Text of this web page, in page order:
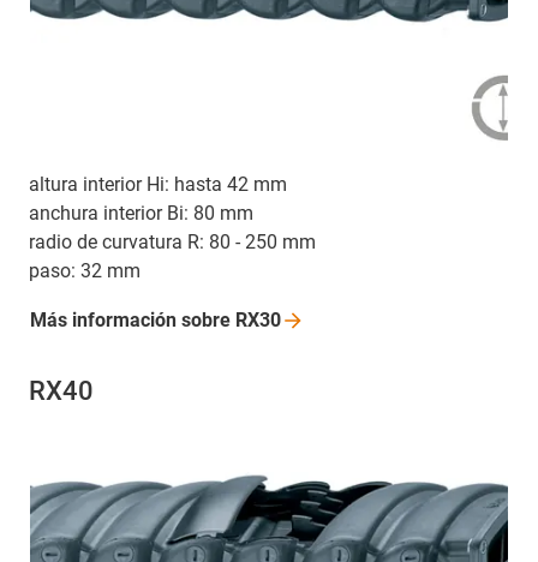
altura interior Hi: hasta 42 mm
anchura interior Bi: 80 mm
radio de curvatura R: 80 - 250 mm
paso: 32 mm
Más información sobre RX30
RX40